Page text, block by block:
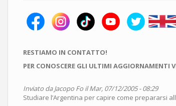
RESTIAMO IN CONTATTO!
PER CONOSCERE GLI ULTIMI AGGIORNAMENTI
Inviato daJacopo Fo il Mar, 07/12/2005 - 08:29
Studiare l’Argentina per capire come prepararsi